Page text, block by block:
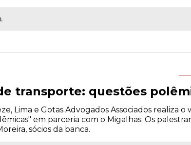
transporte: questões
Lima e Gotas Advogados Associados realiza o
em parceria com o Migalhas. Os
sócios da banca.